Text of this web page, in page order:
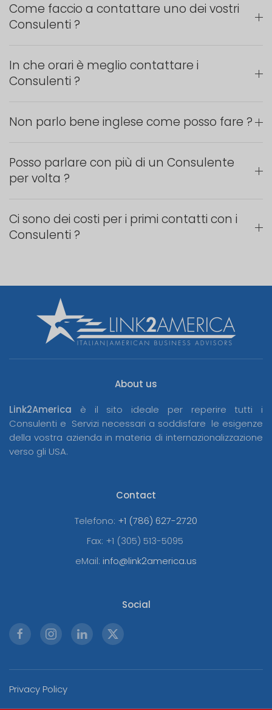
Come faccio a contattare uno dei vostri
Consulenti ?
In che orari è meglio contattare i
Consulenti ?
Non parlo bene inglese come posso fare ?
Posso parlare con più di un Consulente
per volta ?
Ci sono dei costi per i primi contatti con i
Consulenti ?
About us
Link2America è il sito ideale per reperire tutti i
Consulenti e Servizi necessari a soddisfare le esigenze
della vostra azienda in materia di internazionalizzazione
verso gli USA.
Contact
Telefono: +1 (786) 627-2720
Fax: +1 (305) 513-5095
eMail: info@link2america.us
Social
Privacy Policy